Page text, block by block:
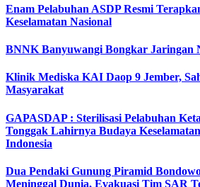
Enam Pelabuhan ASDP Resmi
Keselamatan Nasional
BNNK Banyuwangi Bongkar Jaringan
Klinik Mediska KAI Daop 9 Jember,
Masyarakat
GAPASDAP : Sterilisasi Pelabuhan
Tonggak Lahirnya Budaya
Indonesia
Dua Pendaki Gunung Piramid
Meninggal Dunia, Evakuasi Tim SAR